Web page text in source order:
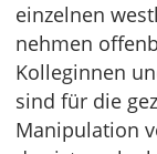
einzelnen
nehmen
Kolleginnen
sind für die
Manipulation